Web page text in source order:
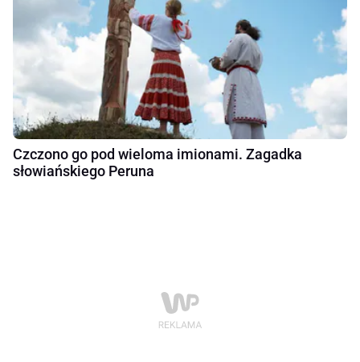
Czczono go pod wieloma imionami. Zagadka
słowiańskiego Peruna